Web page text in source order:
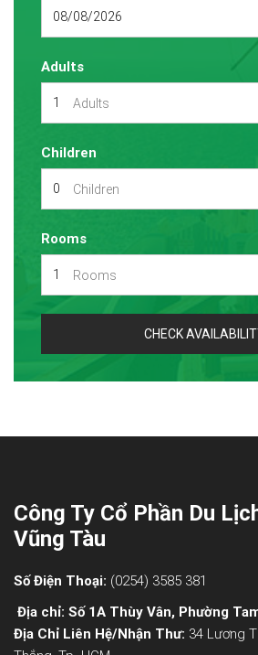
Adults
Adults
Children
Children
Rooms
Rooms
CHECK
Công Ty Cổ Phần Du
Vũng Tàu
Số Điện Thoại: (0254) 3585 381
Địa chỉ: Số 1A Thùy Vân, Phường
Địa Chỉ Liên Hệ/nhận Thư: 34 Lương